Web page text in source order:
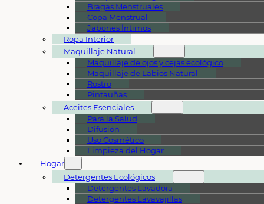
Bragas Menstruales
Copa Menstrual
Jabones Íntimos
Ropa Interior
Maquillaje Natural
Maquillaje de ojos y cejas ecológico
Maquillaje de Labios Natural
Rostro
Pintauñas
Aceites Esenciales
Para la Salud
Difusión
Uso Cosmético
Limpieza del Hogar
Hogar
Detergentes Ecológicos
Detergentes Lavadora
Detergentes Lavavajillas